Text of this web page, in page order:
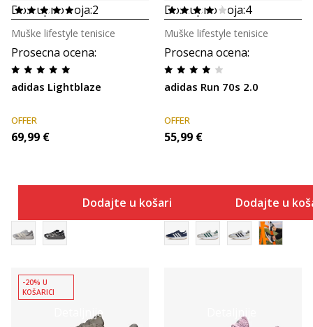
Dostupno boja:2
Prosecna ocena:
adidas Lightblaze
Muške lifestyle tenisice
OFFER
69,99 €
Dodajte u košaricu
Dostupno boja:4
Prosecna ocena:
adidas Run 70s 2.0
Muške lifestyle tenisice
OFFER
55,99 €
Dodajte u
Detaljnije
-20% U
KOŠARICI
Detaljnije